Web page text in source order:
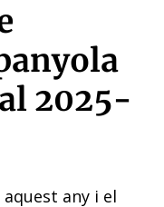
2025-
aquest any i el